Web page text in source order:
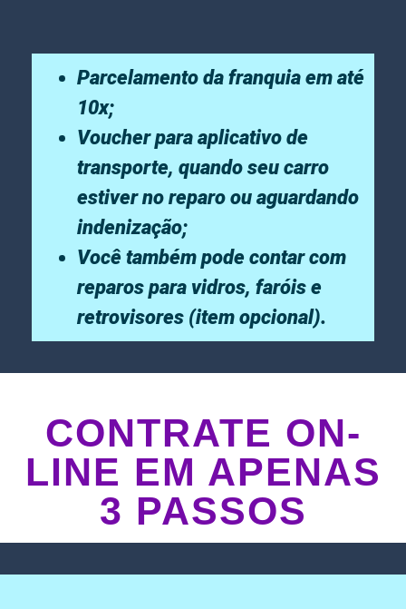
Parcelamento da franquia em até
10x;
Voucher para aplicativo de
transporte, quando seu carro
estiver no reparo ou aguardando
indenização;
Você também pode contar com
reparos para vidros, faróis e
retrovisores (item opcional).
CONTRATE ON-
LINE EM APENAS
3 PASSOS